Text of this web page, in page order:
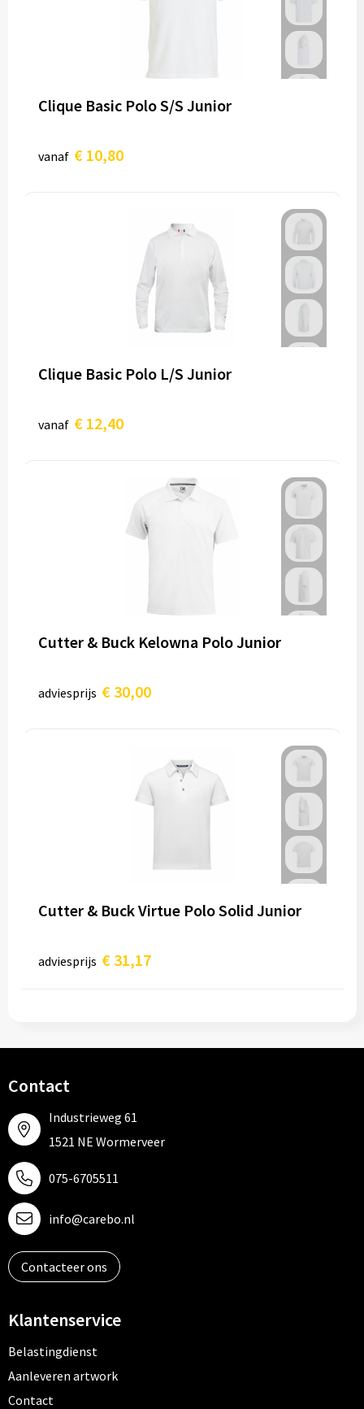
Clique Basic Polo S/S Junior
vanaf € 10,80
Clique Basic Polo L/S Junior
vanaf € 12,40
Cutter & Buck Kelowna Polo Junior
adviesprijs € 30,00
Cutter & Buck Virtue Polo Solid Junior
adviesprijs € 31,17
Contact
Industrieweg 61
1521 NE Wormerveer
075-6705511
info@carebo.nl
Contacteer ons
Klantenservice
Belastingdienst
Aanleveren artwork
Contact